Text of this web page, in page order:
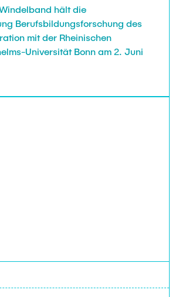
hält die
Berufsbildungsforschung des
mit der Rheinischen
Universität Bonn am 2. Juni